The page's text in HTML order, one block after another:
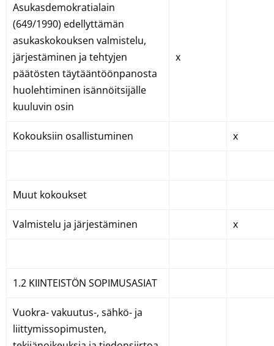
Asukasdemokratialain
(649/1990) edellyttämän
asukaskokouksen valmistelu,
järjestäminen ja tehtyjen
päätösten täytääntöönpanosta
huolehtiminen isännöitsijälle
kuuluvin osin
x
Kokouksiin osallistuminen x
Muut kokoukset
Valmistelu ja järjestäminen x
1.2 KIINTEISTÖN SOPIMUSASIAT
Vuokra- vakuutus-, sähkö- ja
liittymissopimusten,